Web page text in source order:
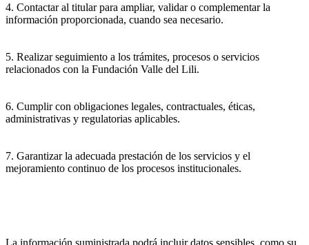
4. Contactar al titular para ampliar, validar o complementar la
información proporcionada, cuando sea necesario.
5. Realizar seguimiento a los trámites, procesos o servicios
relacionados con la Fundación Valle del Lili.
6. Cumplir con obligaciones legales, contractuales, éticas,
administrativas y regulatorias aplicables.
7. Garantizar la adecuada prestación de los servicios y el
mejoramiento continuo de los procesos institucionales.
La información suministrada podrá incluir datos sensibles, como su